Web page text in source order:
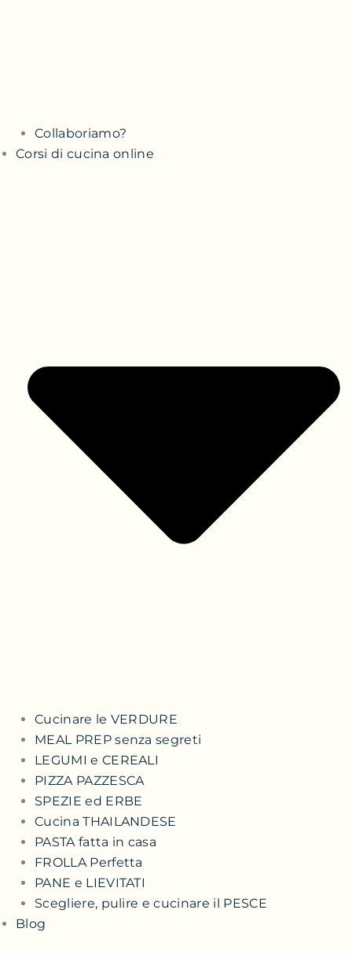
Collaboriamo?
Corsi di cucina online
Cucinare le VERDURE
MEAL PREP senza segreti
LEGUMI e CEREALI
PIZZA PAZZESCA
SPEZIE ed ERBE
Cucina THAILANDESE
PASTA fatta in casa
FROLLA Perfetta
PANE e LIEVITATI
Scegliere, pulire e cucinare il PESCE
Blog